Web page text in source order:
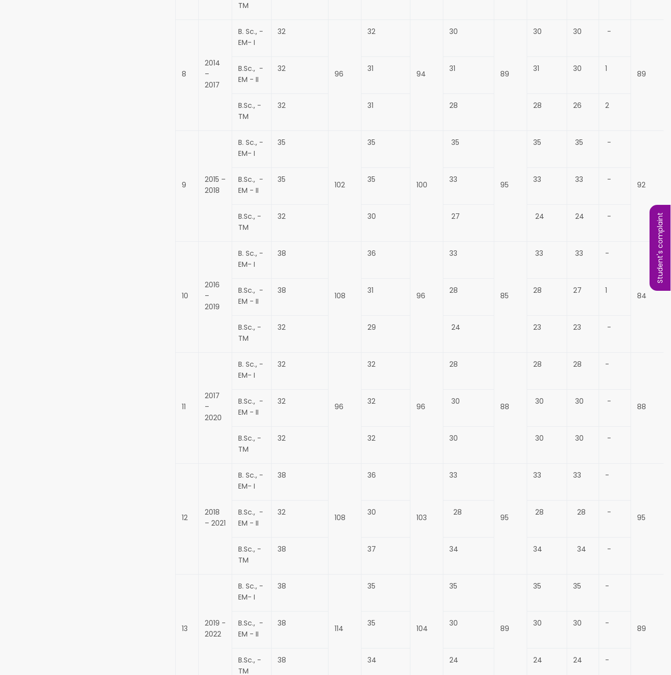
TM
8
2014
–
2017
B. Sc., -
EM- I
32
96
32
94
30
89
30 30 -
89
B.Sc., -
EM - II
32 31 31 31 30 1
B.Sc., -
TM
32 31 28 28 26 2
9
2015 –
2018
B. Sc., -
EM- I
35
102
35
100
35
95
35 35 -
92
B.Sc., -
EM - II
35 35 33 33 33 -
B.Sc., -
TM
32 30 27 24 24 -
10
2016
–
2019
B. Sc., -
EM- I
38
108
36
96
33
85
33 33 -
84
B.Sc., -
EM - II
38 31 28 28 27 1
B.Sc., -
TM
32 29 24 23 23 -
11
2017
–
2020
B. Sc., -
EM- I
32
96
32
96
28
88
28 28 -
88
B.Sc., -
EM - II
32 32 30 30 30 -
B.Sc., -
TM
32 32 30 30 30 -
12
2018
– 2021
B. Sc., -
EM- I
38
108
36
103
33
95
33 33 -
95
B.Sc., -
EM - II
32 30 28 28 28 -
B.Sc., -
TM
38 37 34 34 34 -
13
2019 -
2022
B. Sc., -
EM- I
38
114
35
104
35
89
35 35 -
89
B.Sc., -
EM - II
38 35 30 30 30 -
B.Sc., -
TM
38 34 24 24 24 -
Student's complaint